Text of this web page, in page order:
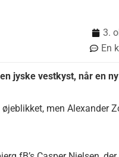
3.
En
jyske vestkyst, når en
men Alexander